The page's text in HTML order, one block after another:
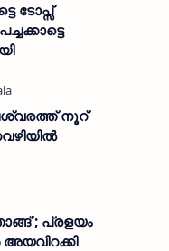
ടോപ്സ്
നൂറ്
പ്രളയം